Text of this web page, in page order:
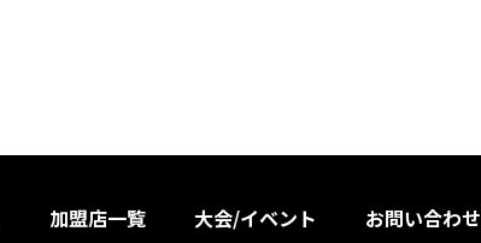
加盟店一覧 大会/イベント お問い合わせ